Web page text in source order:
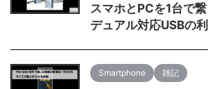
スマホとPCを1台で
デュアル対応USBの
Smartphone 雑記